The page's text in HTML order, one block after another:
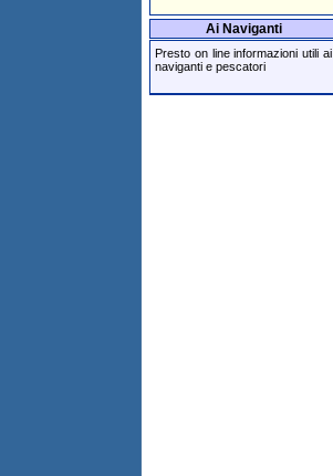
Ai Naviganti
Presto on line informazioni utili ai
naviganti e pescatori